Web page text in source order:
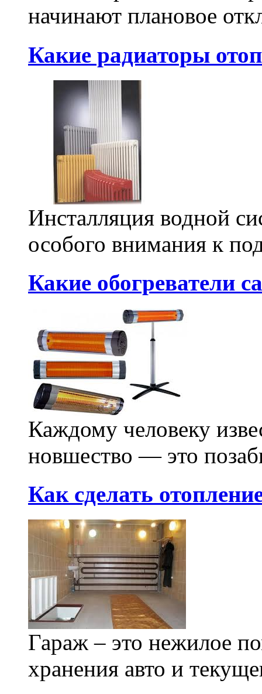
начинают плановое
Какие радиаторы
Инсталляция водной
особого внимания к
Какие обогреватели
Каждому человеку
новшество — это
Как сделать
Гараж – это нежилое
хранения авто и